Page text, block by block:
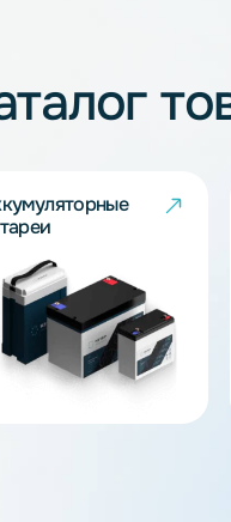
Наши специалисты
Каталог